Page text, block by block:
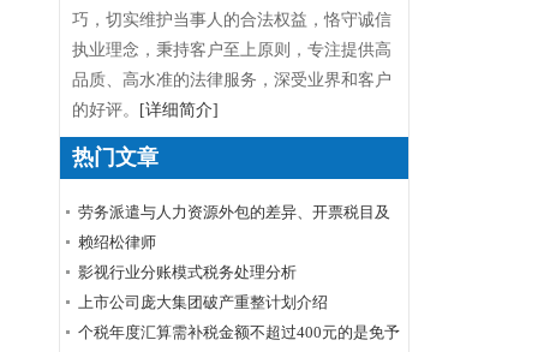
巧，切实维护当事人的合法权益，恪守诚信
执业理念，秉持客户至上原则，专注提供高
品质、高水准的法律服务，深受业界和客户
的好评。
[详细简介]
热门文章
劳务派遣与人力资源外包的差异、开票税目及
税率
赖绍松律师
影视行业分账模式税务处理分析
上市公司庞大集团破产重整计划介绍
个税年度汇算需补税金额不超过400元的是免予